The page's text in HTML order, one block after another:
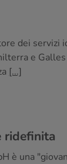
dei servizi
e
[...]
ridefinita
è una